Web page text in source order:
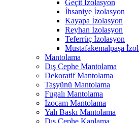
Geçit İzolasyon
İhsaniye İzolasyon
Kayapa İzolasyon
Reyhan İzolasyon
Teferrüç İzolasyon
Mustafakemalpaşa
Mantolama
Dış Cephe Mantolama
Dekoratif Mantolama
Taşyünü Mantolama
Fugalı Mantolama
İzocam Mantolama
Yalı Baskı Mantolama